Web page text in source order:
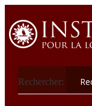
Rechercher: